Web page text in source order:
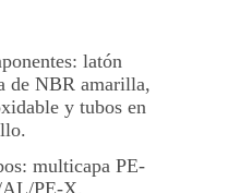
latón
de NBR amarilla,
y tubos en
multicapa PE-
PE-X.